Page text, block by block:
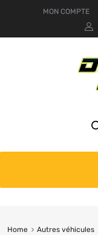
MON COMPTE
Home Autres véhicules